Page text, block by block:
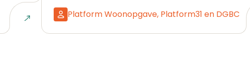
Platform Woonopgave, Platform31 en DGBC
Naar event